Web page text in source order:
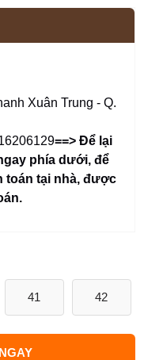
Xuân Trung - Q.
==> Để lại
phía dưới,để
toán tại nhà, được
41 42